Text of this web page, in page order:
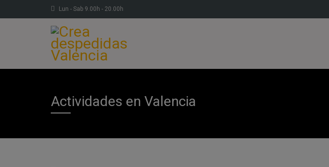
Lun - Sab 9.00h - 20.00h
Actividades en Valencia